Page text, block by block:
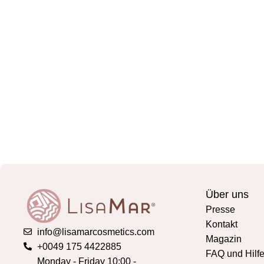
info@lisamarcosmetics.com
+0049 175 4422885
Monday - Friday 10:00 -
Über uns
Presse
Kontakt
Magazin
FAQ und Hilfe